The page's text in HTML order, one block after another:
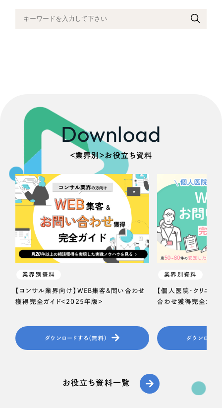
Download
＜業界別＞お役立ち資料
業界別資料
【コンサル業界向け】WEB集客＆問い合わせ
獲得完全ガイド＜2025年版＞
ダウンロードする（無料）
業界別資料
【個人医院・クリニッ
合わせ獲得完全ガイ
ダウンロード
お役立ち資料一覧